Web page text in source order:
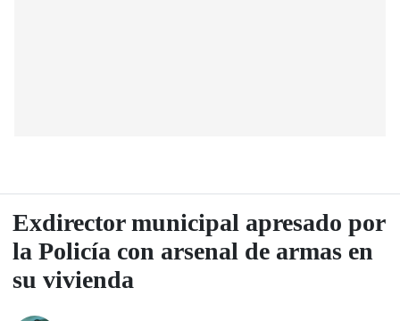
Exdirector municipal apresado por
la Policía con arsenal de armas en
su vivienda